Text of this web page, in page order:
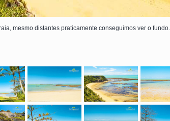
mesmo distantes praticamente conseguimos ver o fundo.